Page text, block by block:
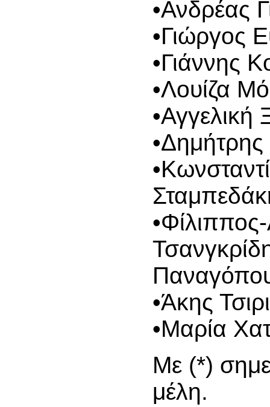
•Ανδρέας
•Γιώργος
•Γιάννης
•Λουίζα
•Αγγελική
•Δημήτρης
•Άκης
•Μαρία
Με (*)
μέλη.